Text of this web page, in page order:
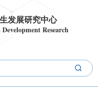
发展研究中心
Research